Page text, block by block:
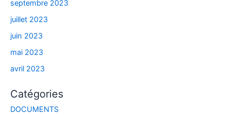
septembre 2023
juillet 2023
juin 2023
mai 2023
avril 2023
Catégories
DOCUMENTS